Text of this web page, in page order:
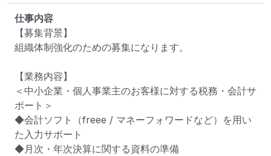
仕事内容
【募集背景】
組織体制強化のための募集になります。
【業務内容】
＜中小企業・個人事業主のお客様に対する税務・会計サ
ポート＞
◆会計ソフト（freee / マネーフォワードなど）を用い
た入力サポート
◆月次・年次決算に関する資料の準備